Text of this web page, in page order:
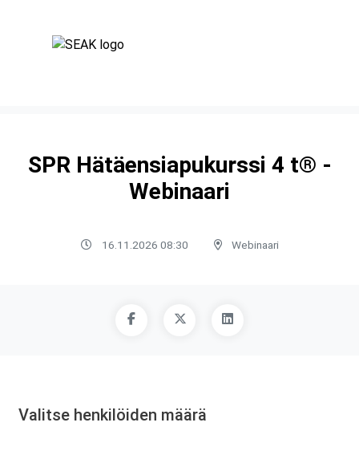
SPR Hätäensiapukurssi 4 t® -
Webinaari
16.11.2026 08:30 Webinaari
Valitse henkilöiden määrä